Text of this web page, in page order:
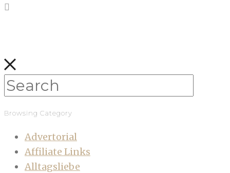
Browsing Category
Advertorial
Affiliate Links
Alltagsliebe